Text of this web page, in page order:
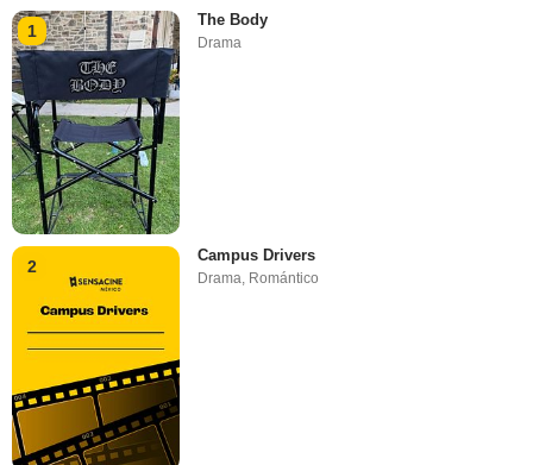
1
The Body
Drama
2
Campus Drivers
Drama, Romántico